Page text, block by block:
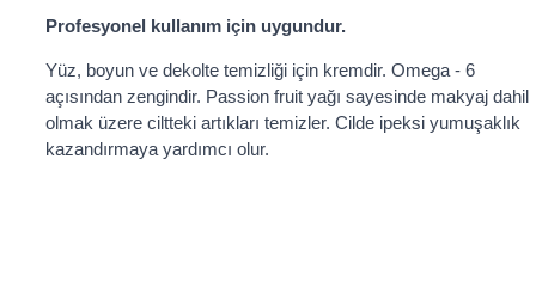
Profesyonel kullanım için uygundur.
Yüz, boyun ve dekolte temizliği için kremdir. Omega - 6
açısından zengindir. Passion fruit yağı sayesinde makyaj dahil
olmak üzere ciltteki artıkları temizler. Cilde ipeksi yumuşaklık
kazandırmaya yardımcı olur.